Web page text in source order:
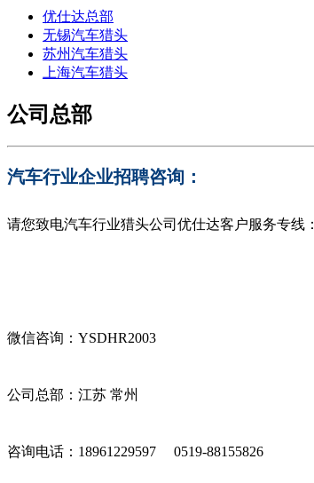
优仕达总部
无锡汽车猎头
苏州汽车猎头
上海汽车猎头
公司总部
汽车行业企业招聘咨询：
请您致电汽车行业猎头公司优仕达客户服务专线：
微信咨询：YSDHR2003
公司总部：江苏 常州
咨询电话：18961229597 0519-88155826